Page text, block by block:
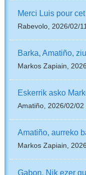
Merci Luis pour
Rabevolo, 2026/02/
Barka, Amatiño,
Markos Zapiain,
Eskerrik asko
Amatiño, 2026/02/02
Amatiño, aurreko
Markos Zapiain,
Gabon. Nik ezer